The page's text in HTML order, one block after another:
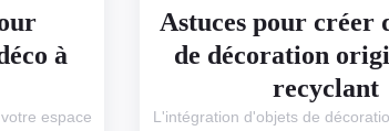
à
espace
Astuces pour créer
de décoration
recyclant
L'intégration d'objets de